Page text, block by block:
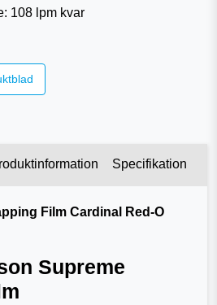
108 lpm kvar
Specifikation
Film Cardinal Red-O
Supreme